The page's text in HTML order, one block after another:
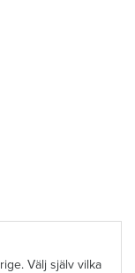
Välj själv vilka